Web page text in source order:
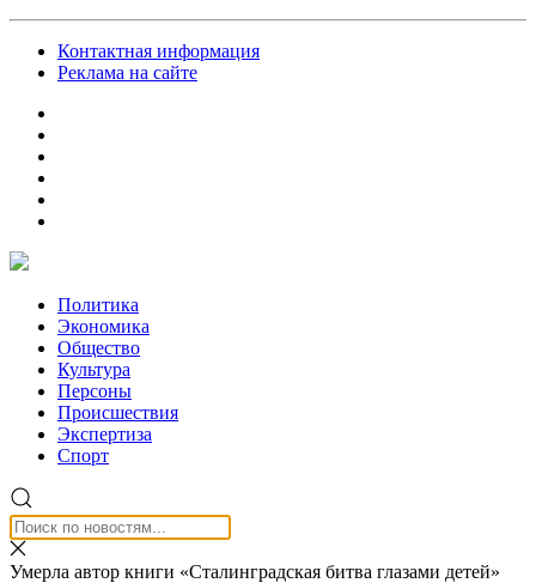
Контактная информация
Реклама на сайте
Политика
Экономика
Общество
Культура
Персоны
Происшествия
Экспертиза
Спорт
Умерла автор книги «Сталинградская битва глазами детей»